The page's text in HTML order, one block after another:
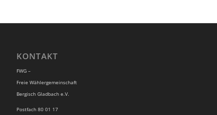
KONTAKT
FWG –
Freie Wählergemeinschaft
Bergisch Gladbach e.V.
Postfach 80 01 17